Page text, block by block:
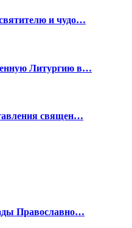
и чудо…
Литургию в…
священ…
Православно…